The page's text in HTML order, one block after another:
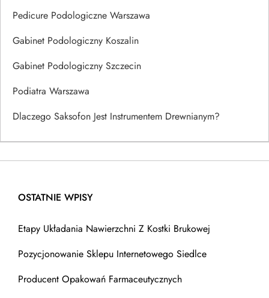
Pedicure Podologiczne Warszawa
Gabinet Podologiczny Koszalin
Gabinet Podologiczny Szczecin
Podiatra Warszawa
Dlaczego Saksofon Jest Instrumentem Drewnianym?
OSTATNIE WPISY
Etapy Układania Nawierzchni Z Kostki Brukowej
Pozycjonowanie Sklepu Internetowego Siedlce
Producent Opakowań Farmaceutycznych